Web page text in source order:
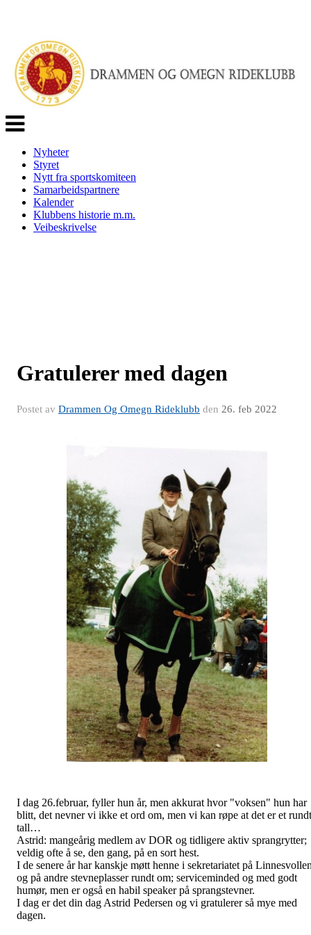
Veksle
navigasjon
Nyheter
Styret
Nytt fra sportskomiteen
Samarbeidspartnere
Kalender
Klubbens historie m.m.
Veibeskrivelse
Gratulerer med dagen
Postet av Drammen Og Omegn Rideklubb den 26. feb 2022
I dag 26.februar, fyller hun år, men akkurat hvor "voksen" hun har
blitt, det nevner vi ikke et ord om, men vi kan røpe at det er et rundt
tall…
Astrid: mangeårig medlem av DOR og tidligere aktiv sprangrytter;
veldig ofte å se, den gang, på en sort hest.
I de senere år har kanskje møtt henne i sekretariatet på
og på andre stevneplasser rundt om; serviceminded og med godt
humør, men er også en habil speaker på sprangstevner.
I dag er det din dag Astrid Pedersen og vi gratulerer så mye med
dagen.